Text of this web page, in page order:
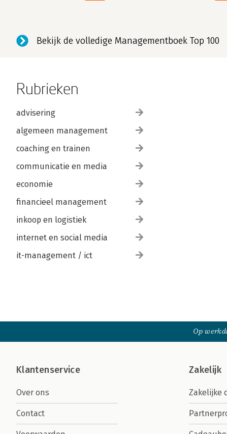
Bekijk de volledige Managementboek Top 100
Rubrieken
advisering
algemeen management
coaching en trainen
communicatie en media
economie
financieel management
inkoop en logistiek
internet en social media
it-management / ict
Op
Klantenservice
Over ons
Contact
Zakelijk
Zakelijke